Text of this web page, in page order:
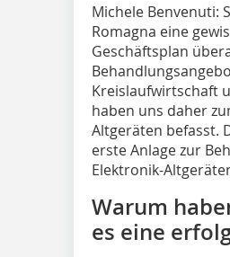
Michele Benvenuti:
Romagna eine
Geschäftsplan
Kreislaufwirtschaft
haben uns daher
Altgeräten befasst.
erste Anlage zur
Elektronik-
Warum
es eine